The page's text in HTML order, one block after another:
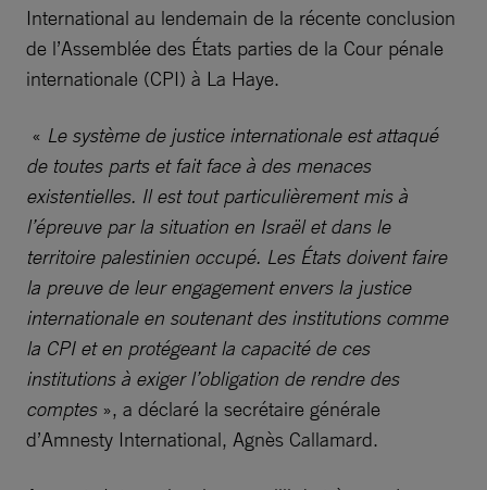
International au lendemain de la récente conclusion
de l’Assemblée des États parties de la Cour pénale
internationale (CPI) à La Haye.
« Le système de justice internationale est attaqué
de toutes parts et fait face à des menaces
existentielles. Il est tout particulièrement mis à
l’épreuve par la situation en Israël et dans le
territoire palestinien occupé. Les États doivent faire
la preuve de leur engagement envers la justice
internationale en soutenant des institutions comme
la CPI et en protégeant la capacité de ces
institutions à exiger l’obligation de rendre des
comptes», a déclaré la secrétaire générale
d’Amnesty International, Agnès Callamard.